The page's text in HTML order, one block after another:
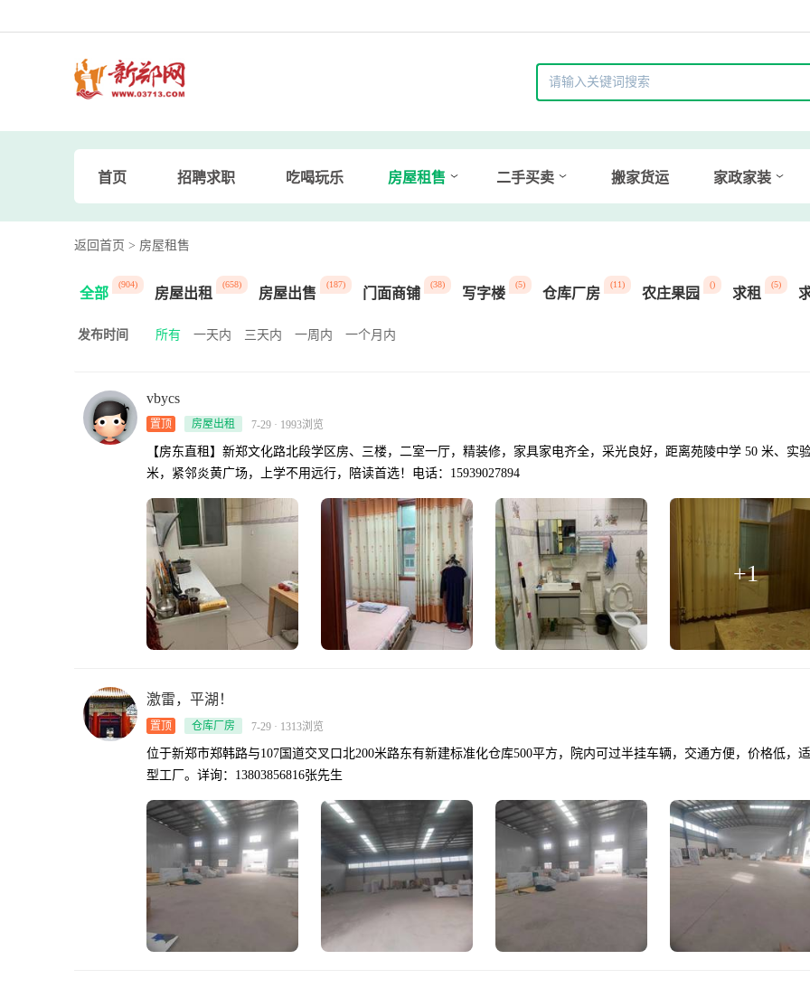
首页 招聘求职 吃喝玩乐 房屋租售 二手买卖 搬家货运 家政家装
返回首页 > 房屋租售
全部
(904)
房屋出租
(658)
房屋出售
(187)
门面商铺
(38)
写字楼
(5)
仓库厂房
(11)
农庄果园
()
求租
(5)
发布时间 所有 一天内 三天内 一周内 一个月内
vbycs
置顶 房屋出租 7-29 · 1993浏览
【房东直租】新郑文化路北段学区房、三楼，二室一厅，精装修，家具家电齐全，采光良好，距离苑陵中学 50 米、实
米，紧邻炎黄广场，上学不用远行，陪读首选！电话：15939027894
+1
激雷，平湖！
置顶 仓库厂房 7-29 · 1313浏览
位于新郑市郑韩路与107国道交叉口北200米路东有新建标准化仓库500平方，院内可过半挂车辆，交通方便，价格低，
型工厂。详询：13803856816张先生